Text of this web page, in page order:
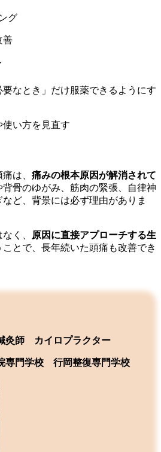
グ
善
なとき」だけ服薬できるようにす
い方を見直す
は、 痛みの根本原因が解消されて
背骨のゆがみ、筋肉の緊張、自律神
ど、背景には必ず理由がありま
く、 原因に直接アプローチする生
ことで、長年続いた頭痛も改善でき
灸師 カイロプラクター
専門学校 行岡整復専門学校